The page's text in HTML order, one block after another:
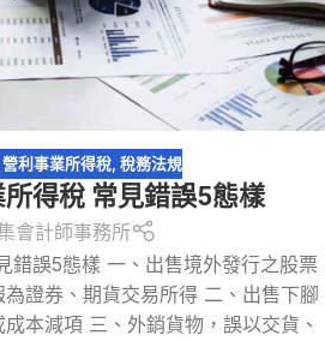
營利事業所得稅, 稅務法規
得稅 常見錯誤5態樣
會計師事務所
錯誤5態樣 一、出售境外發行之股票
證券、期貨交易所得 二、出售下腳
本減項 三、外銷貨物，誤以交貨、